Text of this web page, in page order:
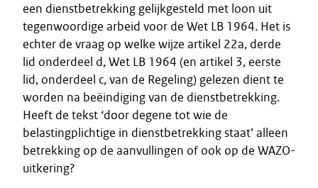
een dienstbetrekking gelijkgesteld met loon uit
tegenwoordige arbeid voor de Wet LB 1964. Het is
echter de vraag op welke wijze artikel 22a, derde
lid onderdeel d, Wet LB 1964 (en artikel 3, eerste
lid, onderdeel c, van de Regeling) gelezen dient te
worden na beëindiging van de dienstbetrekking.
Heeft de tekst ‘door degene tot wie de
belastingplichtige in dienstbetrekking staat’ alleen
betrekking op de aanvullingen of ook op de WAZO-
uitkering?